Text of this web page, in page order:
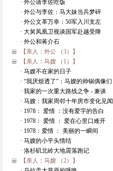
· 外公请李佐吃饭
· 外公与李佐：马大妹当兵梦碎
· 外公文革万幸：50军入川支左
· 大舅凤凰卫视谈国军赴越受降
· 外公和蒋介石
【亲人：外公 （3）】
【亲人：马嫂 （1）】
· 马嫂不在家的日子
· “我厌烦透了”：马嫂的帅锅偶像们
· 我家的一次重大路线之争 - 兼谈
· 马嫂：我家周邻十年房市变化见闻
· 1978： 爱情 ：没有爱字的告白
· 1978： 爱情 ： 爱在心里口难开
· 1978：爱情 ： 美丽的一瞬间
· 马嫂的小平头情结
· 洛杉矶北岭大地震落跑记
【亲人：马嫂 （2）】